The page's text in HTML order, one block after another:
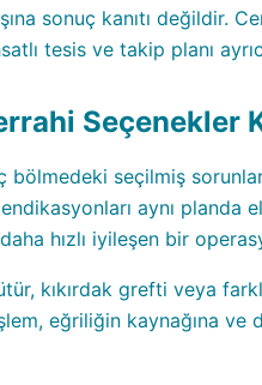
sonuç kanıtı değildir.
tesis ve takip planı
Seçenekler
bölmedeki seçilmiş
aynı
hızlı iyileşen bir
kıkırdak grefti veya
eğriliğin kaynağına